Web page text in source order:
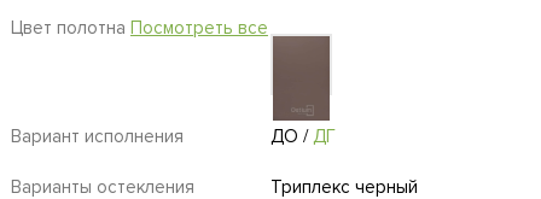
Цвет полотна Посмотреть все
Вариант исполнения ДО /ДГ
Варианты остекления
Триплекс черный